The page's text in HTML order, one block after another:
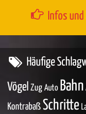
Infos
Häufige
Vögel Zug Auto Bahn
Kontrabaß Schritte